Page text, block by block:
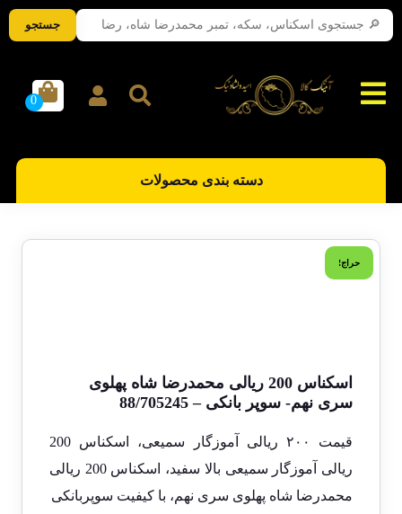
دسته بندی محصولات
حراج!
اسکناس 200 ریالی محمدرضا شاه پهلوی
سری نهم- سوپر بانکی – 88/705245
قیمت ۲۰۰ ریالی آموزگار سمیعی، اسکناس 200
ریالی آموزگار سمیعی بالا سفید، اسکناس 200 ریالی
محمدرضا شاه پهلوی سری نهم، با کیفیت سوپربانکی
جستجو